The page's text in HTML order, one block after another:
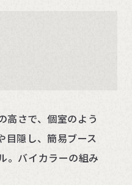
高さで、個室のよう
目隠し、簡易ブース
。バイカラーの組み